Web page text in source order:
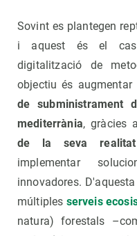
Sovint es plantegen
i aquest és el cas
digitalització de
objectiu és
de subministrament
mediterrània, gràcies
de la seva realitat
implementar
innovadores.
múltiples serveis
natura) forestals